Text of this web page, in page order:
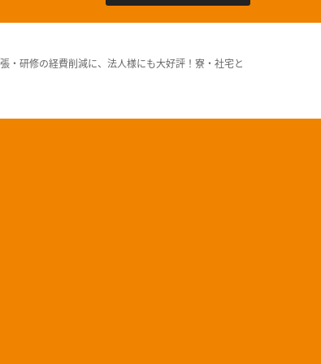
・研修の経費削減に、法人様にも大好評！寮・社宅と